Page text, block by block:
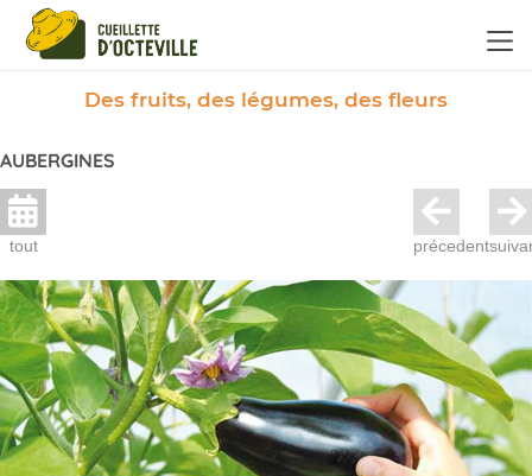
Des fruits, des légumes, des fleurs
AUBERGINES
tout précedent
Panneau de gestion des cookies